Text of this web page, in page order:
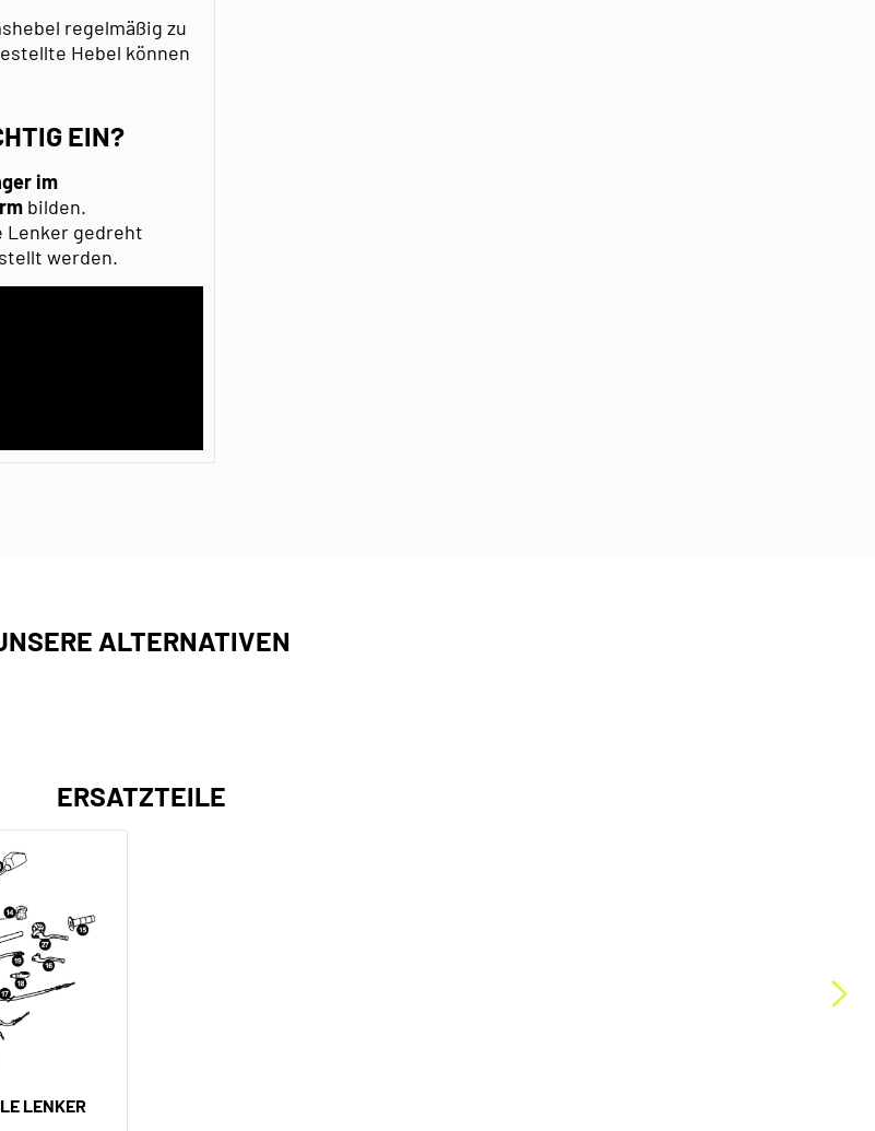
regelmäßig zu
Hebel können
EIN?
im
bilden.
Lenker gedreht
werden.
ALTERNATIVEN
ERSATZTEILE
LENKER